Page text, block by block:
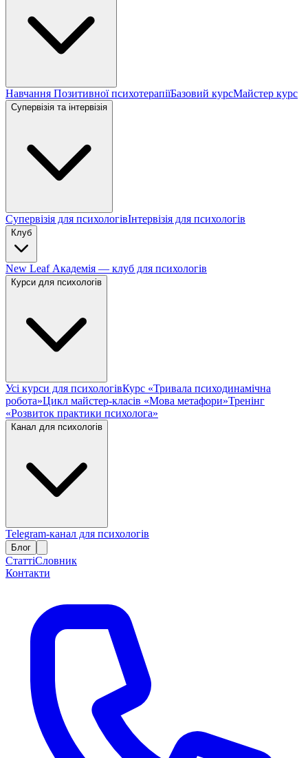
Навчання Позитивної психотерапіїБазовий курсМайстер курс
Супервізія та інтервізія
Супервізія для психологівІнтервізія для психологів
Клуб
New Leaf Академія — клуб для психологів
Курси для психологів
Усі курси для психологівКурс «Тривала психодинамічна
робота»Цикл майстер-класів «Мова метафори»Тренінг
«Розвиток практики психолога»
Канал для психологів
Telegram-канал для психологів
Блог
СтаттіСловник
Контакти